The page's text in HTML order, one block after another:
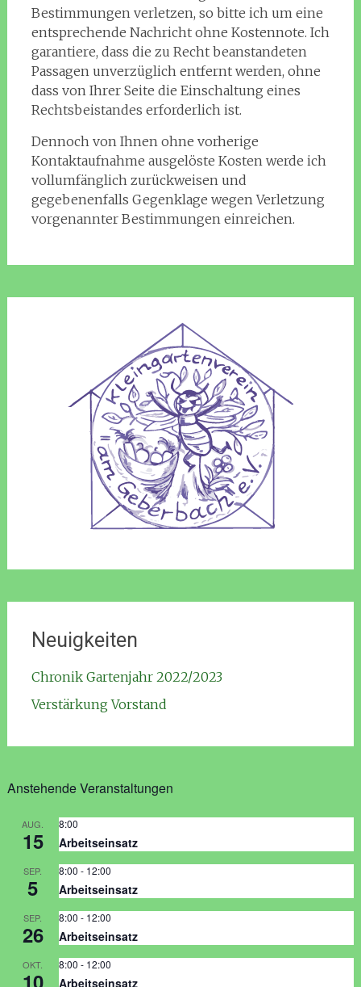
Bestimmungen verletzen, so bitte ich um eine
entsprechende Nachricht ohne Kostennote. Ich
garantiere, dass die zu Recht beanstandeten
Passagen unverzüglich entfernt werden, ohne
dass von Ihrer Seite die Einschaltung eines
Rechtsbeistandes erforderlich ist.
Dennoch von Ihnen ohne vorherige
Kontaktaufnahme ausgelöste Kosten werde ich
vollumfänglich zurückweisen und
gegebenenfalls Gegenklage wegen Verletzung
vorgenannter Bestimmungen einreichen.
Neuigkeiten
Chronik Gartenjahr 2022/2023
Verstärkung Vorstand
Anstehende Veranstaltungen
AUG.
15
8:00
Arbeitseinsatz
SEP.
5
8:00 - 12:00
Arbeitseinsatz
SEP.
26
8:00 - 12:00
Arbeitseinsatz
OKT.
10
8:00 - 12:00
Arbeitseinsatz